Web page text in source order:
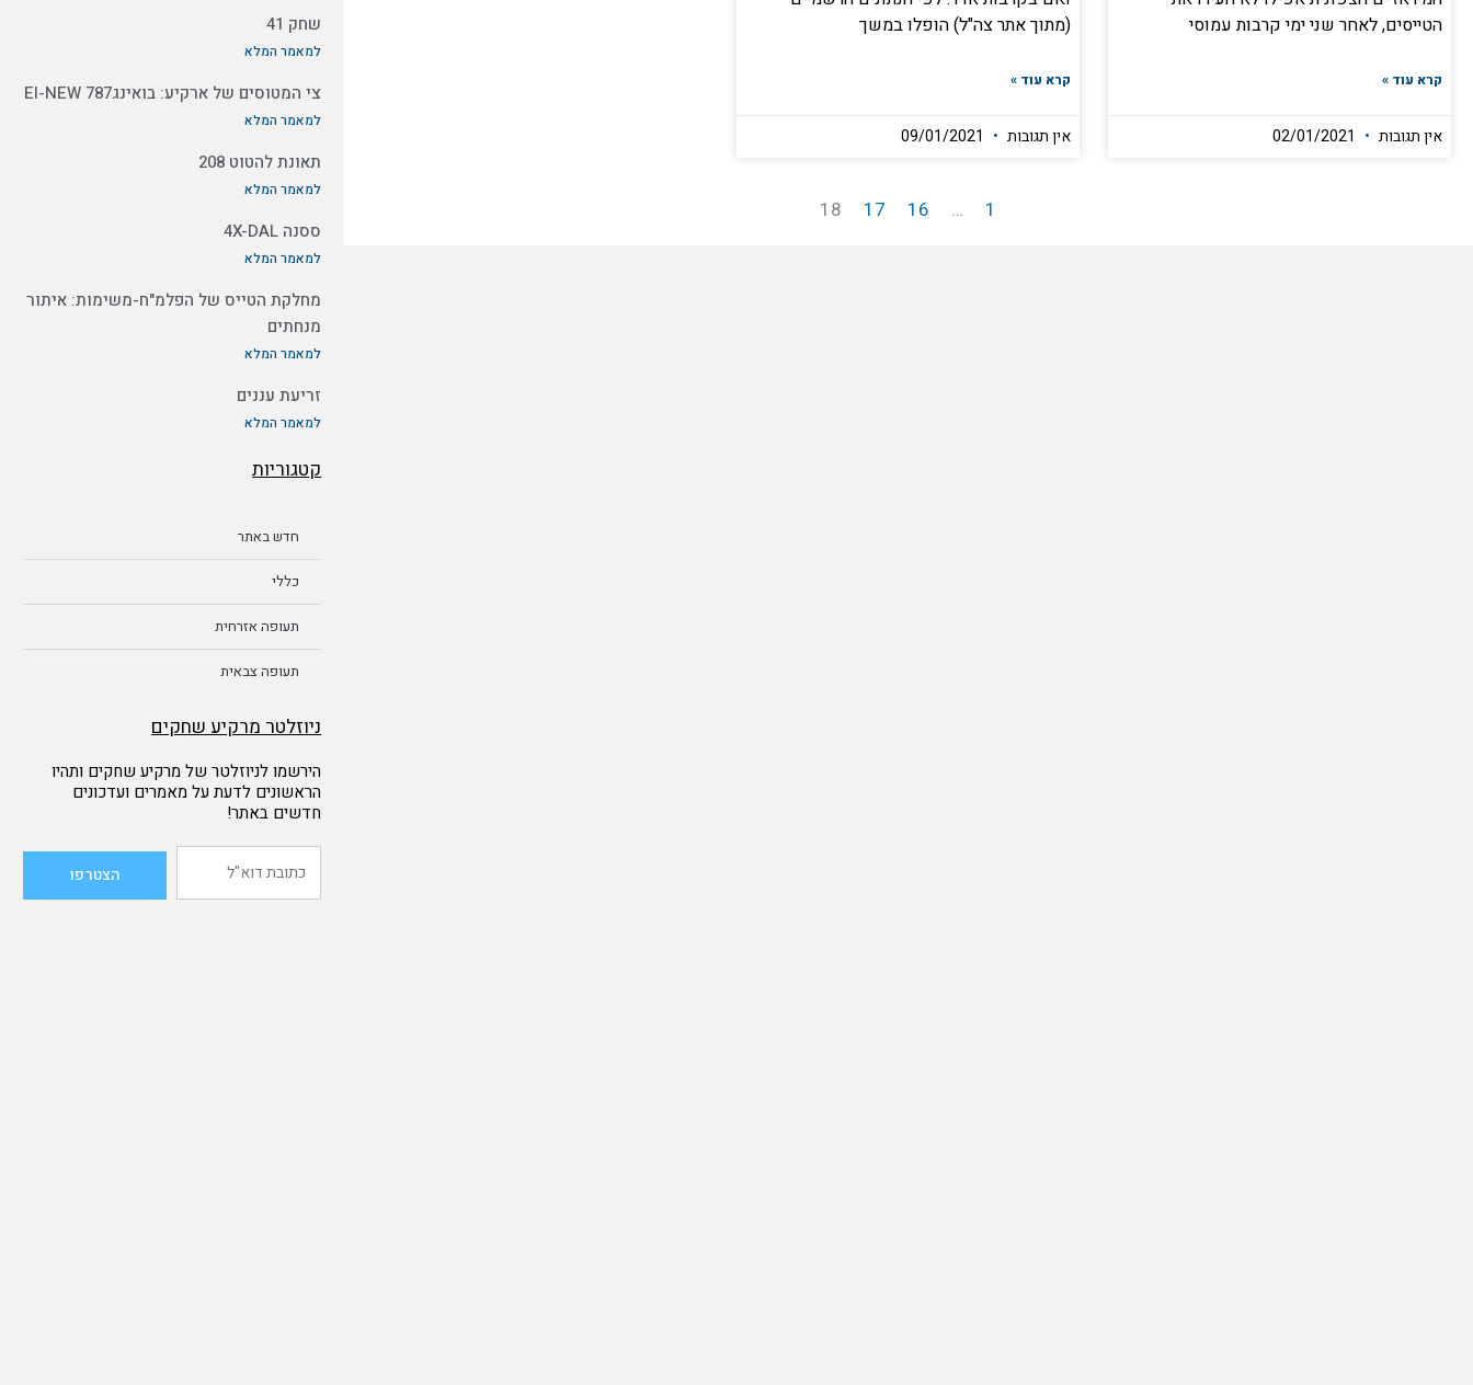
הטייסים, לאחר שני ימי קרבות עמוסי
קרא עוד »
אין תגובות
(מתוך אתר צה"ל) הופלו במשך
קרא עוד »
אין תגובות
1
…
16
17
18
שחק 41
למאמר המלא
צי המטוסים של ארקיע: בואינג787 EI-NEW
למאמר המלא
תאונת להטוט 208
למאמר המלא
ססנה 4X-DAL
למאמר המלא
מחלקת הטייס של הפלמ"ח-משימות: איתור
מנחתים
למאמר המלא
זריעת עננים
למאמר המלא
קטגוריות
חדש באתר
כללי
תעופה אזרחית
תעופה צבאית
ניוזלטר מרקיע שחקים
הירשמו לניוזלטר של מרקיע שחקים ותהיו
הראשונים לדעת על מאמרים ועדכונים
חדשים באתר!